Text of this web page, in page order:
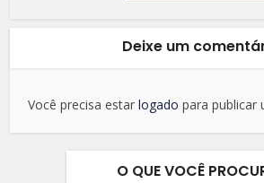
Deixe um
Você precisa estarlogado para publicar
O QUE VOCÊ